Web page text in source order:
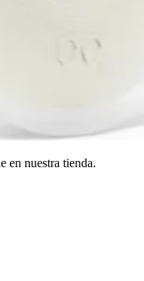
en nuestra tienda.